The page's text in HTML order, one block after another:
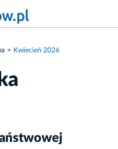
Kwiecień 2026